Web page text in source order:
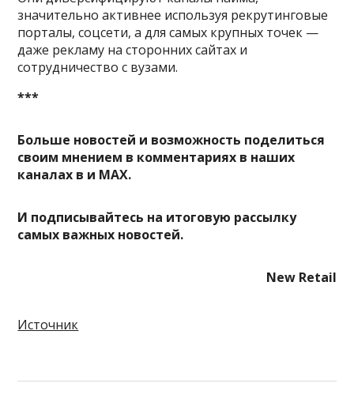
значительно активнее используя рекрутинговые
порталы, соцсети, а для самых крупных точек —
даже рекламу на сторонних сайтах и
сотрудничество с вузами.
***
Больше новостей и возможность поделиться
своим мнением в комментариях в наших
каналах в и MAX.
И подписывайтесь на итоговую рассылку
самых важных новостей.
New Retail
Источник